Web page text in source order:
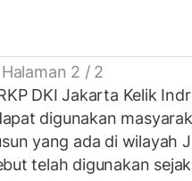
Halaman 2 / 2
DKI Jakarta Kelik
digunakan
yang ada di wilayah
telah digunakan